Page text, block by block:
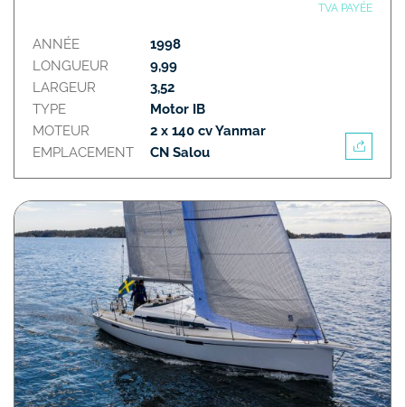
TVA PAYÉE
ANNÉE
LONGUEUR
LARGEUR
TYPE
MOTEUR
EMPLACEMENT
1998
9,99
3,52
Motor IB
2 x 140 cv Yanmar
CN Salou